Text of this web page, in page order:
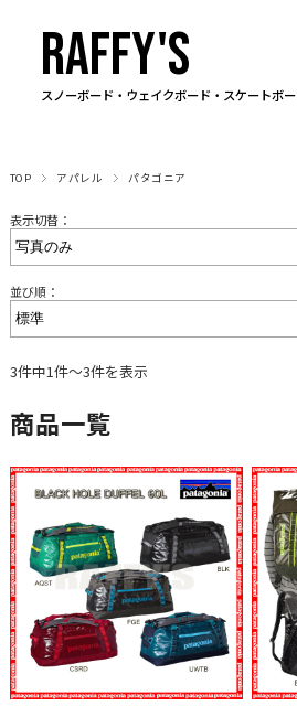
スノーボード・ウェイクボード・スケートボ
RAFFY'S
TOP アパレル パタゴニア
表示切替：
並び順：
3件中1件～3件を表示
商品一覧